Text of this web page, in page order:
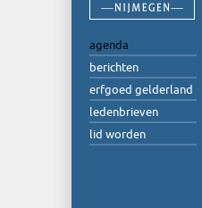
agenda
berichten
erfgoed gelderland
ledenbrieven
lid worden